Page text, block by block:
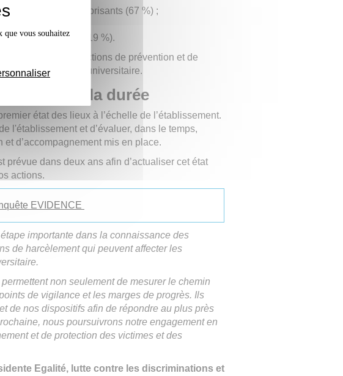
ou méprisants (67 %) ;
ou dégradante (19 %).
de poursuivre les actions de prévention et de
de la communauté universitaire.
dans la durée
état des lieux à l’échelle de l’établissement.
l'établissement et d’évaluer, dans le temps,
et d’accompagnement mis en place.
prévue dans deux ans afin d’actualiser cet état
actions.
EVIDENCE
importante dans la connaissance des
de harcèlement qui peuvent affecter les
non seulement de mesurer le chemin
de vigilance et les marges de progrès. Ils
de nos dispositifs afin de répondre au plus près
nous poursuivrons notre engagement en
et de protection des victimes et des
Egalité, lutte contre les discriminations et
que vous souhaitez